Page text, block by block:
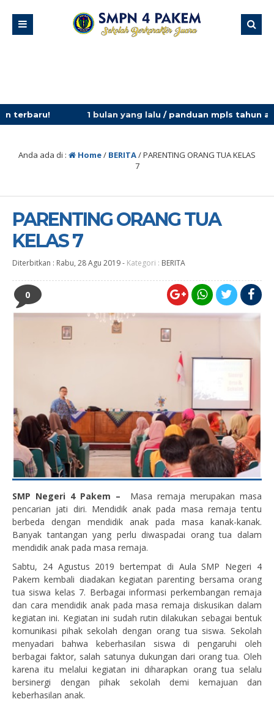
1 bulan yang lalu/ panduan mpls tahun ajaran 2026/
Anda ada di : Home/ BERITA/PARENTING ORANG TUA KELAS
7
PARENTING ORANG TUA
KELAS 7
Diterbitkan : Rabu, 28 Agu 2019- Kategori : BERITA
0
SMP Negeri 4 Pakem – Masa remaja merupakan masa
pencarian jati diri. Mendidik anak pada masa remaja tentu
berbeda dengan mendidik anak pada masa kanak-kanak.
Banyak tantangan yang perlu diwaspadai orang tua dalam
mendidik anak pada masa remaja.
Sabtu, 24 Agustus 2019 bertempat di Aula SMP Negeri 4
Pakem kembali diadakan kegiatan parenting bersama orang
tua siswa kelas 7. Berbagai informasi perkembangan remaja
dan cara mendidik anak pada masa remaja diskusikan dalam
kegiatan ini. Kegiatan ini sudah rutin dilakukan sebagai bentuk
komunikasi pihak sekolah dengan orang tua siswa. Sekolah
menyadari bahwa keberhasilan siswa di pengaruhi oleh
berbagai faktor, salah satunya dukungan dari orang tua. Oleh
karena itu melalui kegiatan ini diharapkan orang tua selalu
bersinergi dengan pihak sekolah demi kemajuan dan
keberhasilan anak.